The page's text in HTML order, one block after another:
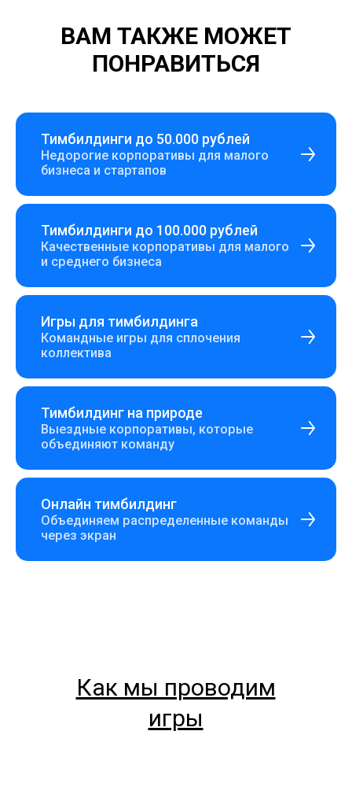
ВАМ ТАКЖЕ МОЖЕТ
ПОНРАВИТЬСЯ
Тимбилдинги до 50.000 рублей
Недорогие корпоративы для малого
бизнеса и стартапов
Тимбилдинги до 100.000 рублей
Качественные корпоративы для малого
и среднего бизнеса
Игры для тимбилдинга
Командные игры для сплочения
коллектива
Тимбилдинг на природе
Выездные корпоративы, которые
объединяют команду
Онлайн тимбилдинг
Объединяем распределенные команды
через экран
Как мы проводим
игры